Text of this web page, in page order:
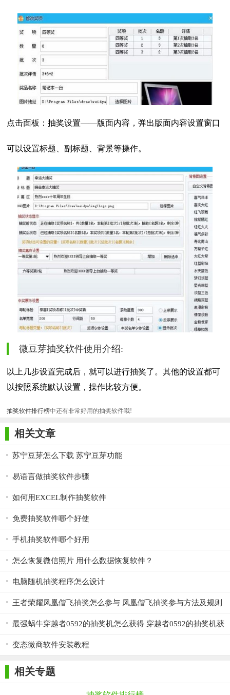
点击面板：抽奖设置——版面内容，弹出版面内容设置窗口
可以设置标题、副标题、背景等操作。
微豆芽抽奖软件使用介绍:
以上几步设置完成后，就可以进行抽奖了。其他的设置都可
以按照系统默认设置，操作比较方便。
抽奖软件排行榜中还有非常好用的抽奖软件哦!
相关文章
苏宁豆芽怎么下载 苏宁豆芽功能
易语言做抽奖软件步骤
如何用EXCEL制作抽奖软件
免费抽奖软件哪个好使
手机抽奖软件哪个好用
怎么恢复微信照片 用什么数据恢复软件？
电脑随机抽奖程序怎么设计
王者荣耀凤凰偕飞抽奖怎么参与 凤凰偕飞抽奖参与方法及规则
最强蜗牛穿越者0592的抽奖机怎么获得 穿越者0592的抽奖机获
变态微商软件安装教程
相关专题